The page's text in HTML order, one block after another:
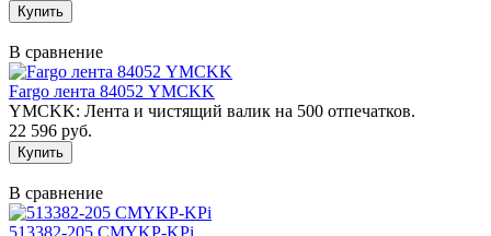
В сравнение
Fargo лента 84052 YMCKK
YMCKK: Лента и чистящий валик на 500 отпечатков.
22 596 руб.
В сравнение
513382-205 CMYKP-KPi